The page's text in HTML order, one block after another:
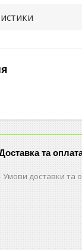
та
Умови доставки та